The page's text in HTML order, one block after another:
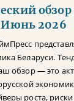
Июнь 2026
Беларуси.
обзор — это
роста,